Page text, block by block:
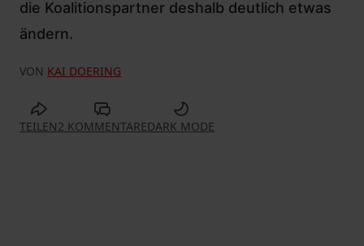
die Koalitionspartner deshalb deutlich etwas
ändern.
VON KAI DOERING
TEILEN2 KOMMENTAREDARK MODE